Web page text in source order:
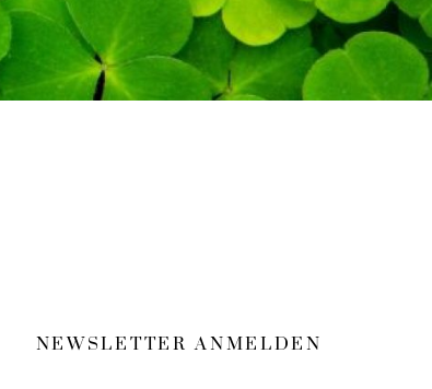
NEWSLETTER ANMELDEN